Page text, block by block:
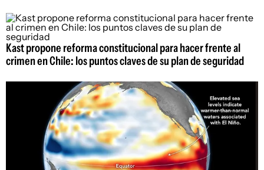
Kast propone reforma constitucional para hacer frente al
crimen en Chile: los puntos claves de su plan de seguridad